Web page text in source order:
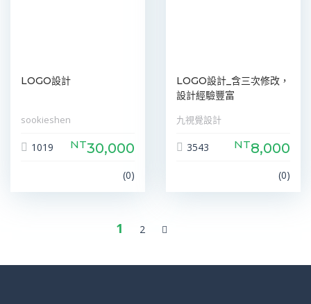
LOGO設計
sookieshen
1019 NT30,000
(0)
LOGO設計_含三次修改，
設計經驗豐富
九視覺設計
3543 NT8,000
(0)
1 2